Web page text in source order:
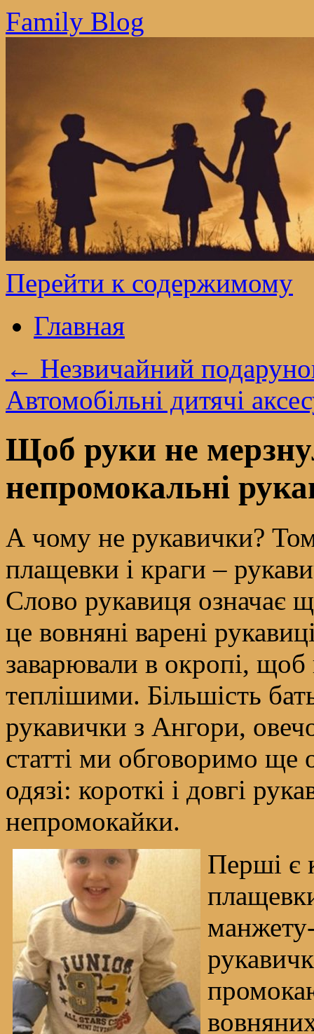
Family Blog
Перейти к содержимому
Главная
← Незвичайний
Автомобільні дитячі
Щоб руки не
непромокальні
А чому не рукавички?
плащевки і краги –
Слово рукавиця означає
це вовняні варені
заварювали в окропі,
теплішими. Більшість
рукавички з Ангори,
статті ми обговоримо ще
одязі: короткі і довгі
непромокайки.
Перші є